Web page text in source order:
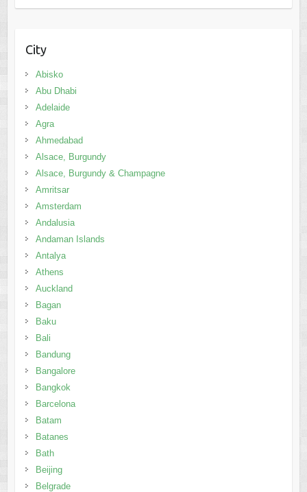
City
Abisko
Abu Dhabi
Adelaide
Agra
Ahmedabad
Alsace, Burgundy
Alsace, Burgundy & Champagne
Amritsar
Amsterdam
Andalusia
Andaman Islands
Antalya
Athens
Auckland
Bagan
Baku
Bali
Bandung
Bangalore
Bangkok
Barcelona
Batam
Batanes
Bath
Beijing
Belgrade